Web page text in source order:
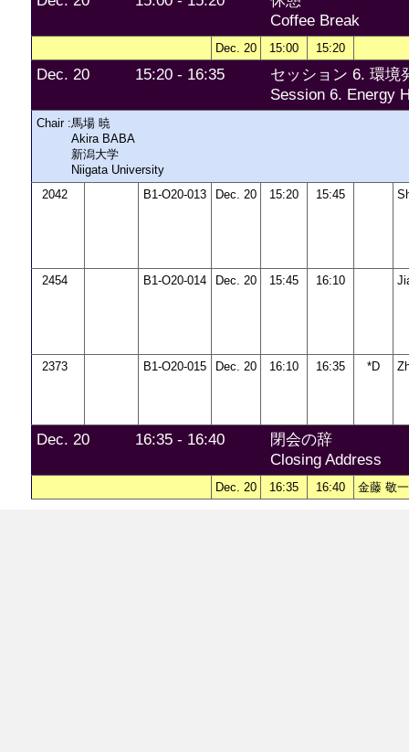
Coffee Break
Dec. 20 15:00 15:20
Dec. 20 15:20 - 16:35
セッション 6. 環境
Session 6. Energy
Chair :馬場 暁
Akira BABA
新潟大学
Niigata University
2042
B1-O20-013 Dec. 20 15:20 15:45
2454 B1-O20-014 Dec. 20 15:45 16:10
2373 B1-O20-015 Dec. 20 16:10 16:35 *D
Dec. 20 16:35 - 16:40
閉会の辞
Closing Address
Dec. 20 16:35 16:40 金藤 敬